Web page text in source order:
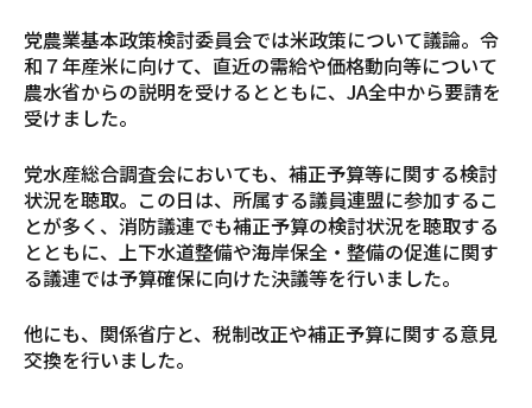
党農業基本政策検討委員会では米政策について議論。令
和７年産米に向けて、直近の需給や価格動向等について
農水省からの説明を受けるとともに、JA全中から要請を
受けました。
党水産総合調査会においても、補正予算等に関する検討
状況を聴取。この日は、所属する議員連盟に参加するこ
とが多く、消防議連でも補正予算の検討状況を聴取する
とともに、上下水道整備や海岸保全・整備の促進に関す
る議連では予算確保に向けた決議等を行いました。
他にも、関係省庁と、税制改正や補正予算に関する意見
交換を行いました。